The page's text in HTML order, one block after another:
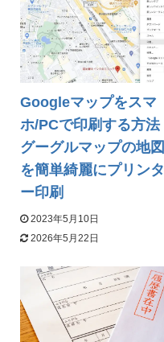
Googleマップをスマ
ホ/PCで印刷する方法
グーグルマップの地図
を簡単綺麗にプリンタ
ー印刷
2023年5月10日
2026年5月22日